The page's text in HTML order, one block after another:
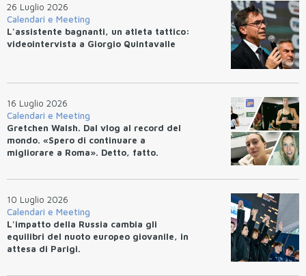
26 Luglio 2026
Calendari e Meeting
L'assistente bagnanti, un atleta tattico:
videointervista a Giorgio Quintavalle
16 Luglio 2026
Calendari e Meeting
Gretchen Walsh. Dal vlog al record del
mondo. «Spero di continuare a
migliorare a Roma». Detto, fatto.
10 Luglio 2026
Calendari e Meeting
L'impatto della Russia cambia gli
equilibri del nuoto europeo giovanile, in
attesa di Parigi.